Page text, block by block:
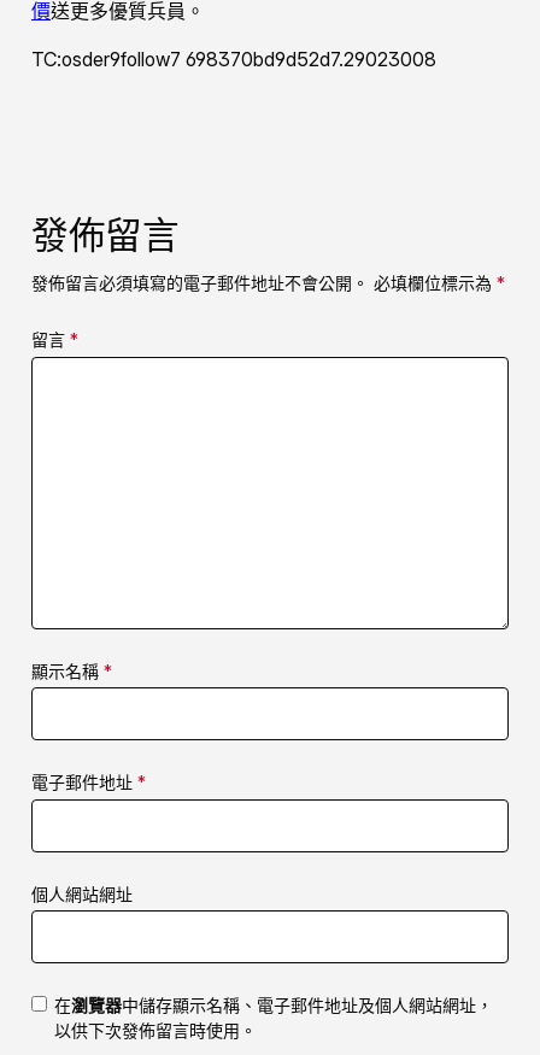
價送更多優質兵員。
TC:osder9follow7 698370bd9d52d7.29023008
發佈留言
發佈留言必須填寫的電子郵件地址不會公開。 必填欄位標示為 *
留言 *
顯示名稱 *
電子郵件地址 *
個人網站網址
在瀏覽器中儲存顯示名稱、電子郵件地址及個人網站網址，
以供下次發佈留言時使用。